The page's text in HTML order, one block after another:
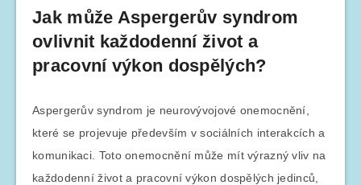
Jak může Aspergerův syndrom
ovlivnit každodenní život a
pracovní výkon dospělých?
Aspergerův syndrom je neurovývojové onemocnění,
které se projevuje především v sociálních interakcích a
komunikaci. Toto onemocnění může mít výrazný vliv na
každodenní život a pracovní výkon dospělých jedinců,